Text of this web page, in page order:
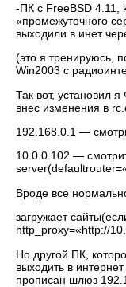
-ПК с FreeBSD 4.11,
«промежуточного
выходили в инет
(это я тренируюсь,
Win2003 с
Так вот, установил
внес изменения в
192.168.0.1 —
10.0.0.102 —
Вроде все
загружает
http_proxy=«http://
Но другой ПК,
выходить в
прописан шлюз